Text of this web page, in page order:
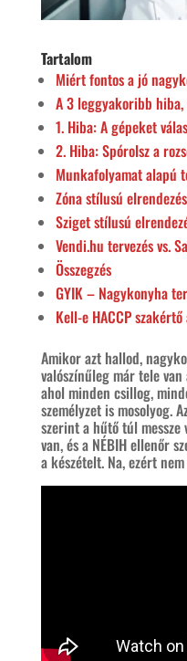
Tartalom
Miért fontos a jó
A 3 leggyakoribb
1. Hiba: A gépeket
2. Hiba: Spórolsz a
Munkafolyamat alapú
Zóna stílusú elrendezés
Sziget stílusú
Vendi.hu tervezés vs.
Összegzés
GYIK – Nagykonyha
Kell-e HACCP
Amikor azt hallod,
valószínűleg már tele
ahol minden csillog,
személyzet is mosolyog.
szerint a hűtő túl messze
van, és a NÉBIH ellenőr
a készételt. Na, ezért